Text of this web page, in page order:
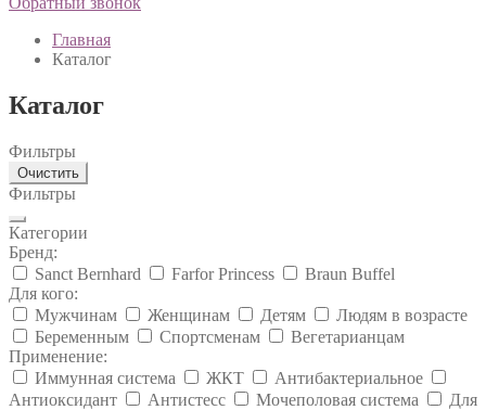
Главная
Каталог
Каталог
Фильтры
Очистить
Фильтры
Категории
Бренд:
Sanct Bernhard
Farfor Princess
Braun Buffel
Для кого:
Мужчинам
Женщинам Детям
Людям в возрасте
Беременным
Спортсменам
Вегетарианцам
Применение:
Иммунная система
ЖКТ
Антибактериальное
Антиоксидант
Антистесс Мочеполовая система
Для